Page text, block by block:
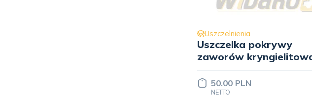
Uszczelnienia
Uszczelka pokrywy
zaworów
Engitech ENT010406
50.00 PLN
NETTO